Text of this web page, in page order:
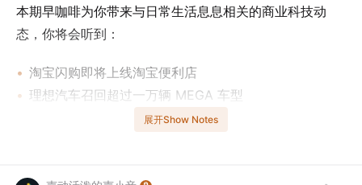
本期早咖啡为你带来与日常生活息息相关的商业科技动
态，你将会听到：
淘宝闪购即将上线淘宝便利店
理想汽车召回超过一万辆 MEGA 车型
英伟达与三星等多家韩国企业达成合作
本期还有关于海航、美团、永辉超市、雅诗兰黛和三丽鸥
展开Show Notes